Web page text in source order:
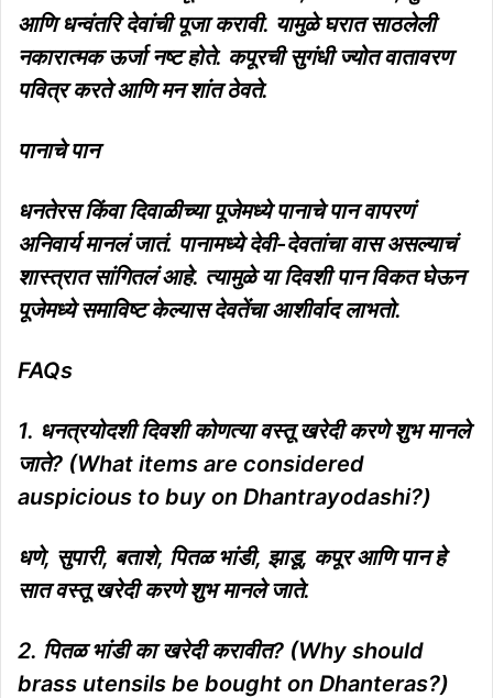
आणि धन्वंतरि देवांची पूजा करावी. यामुळे घरात साठलेली
नकारात्मक ऊर्जा नष्ट होते. कपूरची सुगंधी ज्योत वातावरण
पवित्र करते आणि मन शांत ठेवते.
पानाचे पान
धनतेरस किंवा दिवाळीच्या पूजेमध्ये पानाचे पान वापरणं
अनिवार्य मानलं जातं. पानामध्ये देवी-देवतांचा वास असल्याचं
शास्त्रात सांगितलं आहे. त्यामुळे या दिवशी पान विकत घेऊन
पूजेमध्ये समाविष्ट केल्यास देवतेंचा आशीर्वाद लाभतो.
FAQs
1. धनत्रयोदशी दिवशी कोणत्या वस्तू खरेदी करणे शुभ मानले
जाते? (What items are considered
auspicious to buy on Dhantrayodashi?)
धणे, सुपारी, बताशे, पितळ भांडी, झाडू, कपूर आणि पान हे
सात वस्तू खरेदी करणे शुभ मानले जाते.
2. पितळ भांडी का खरेदी करावीत? (Why should
brass utensils be bought on Dhanteras?)